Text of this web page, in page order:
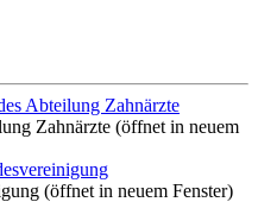
Zahnärzte (öffnet in neuem
(öffnet in neuem Fenster)